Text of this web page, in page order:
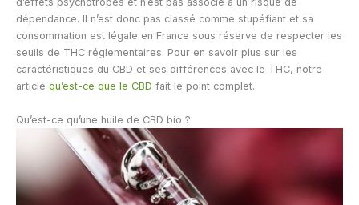
dépendance. Il n’est donc pas classé comme stupéfiant et sa
consommation est légale en France sous réserve de respecter les
seuils de THC réglementaires. Pour en savoir plus sur les
caractéristiques du CBD et ses différences avec le THC, notre
article qu’est-ce que le CBD fait le point complet.
Qu’est-ce qu’une huile de CBD bio ?